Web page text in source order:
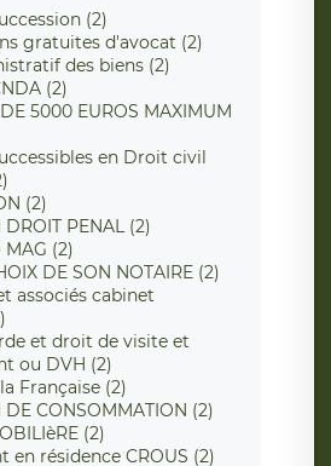
(2)
gratuites d'avocat (2)
des biens (2)
(2)
5000 EUROS MAXIMUM
en Droit civil
(2)
DROIT PENAL (2)
MAG (2)
DE SON NOTAIRE (2)
associés cabinet
et droit de visite et
ou DVH (2)
Française (2)
DE CONSOMMATION (2)
(2)
en résidence CROUS (2)